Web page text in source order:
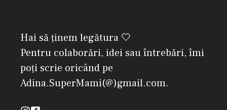
Hai să ținem legătura 🤍
Pentru colaborări, idei sau întrebări, îmi
poți scrie oricând pe
Adina.SuperMami(@)gmail.com.